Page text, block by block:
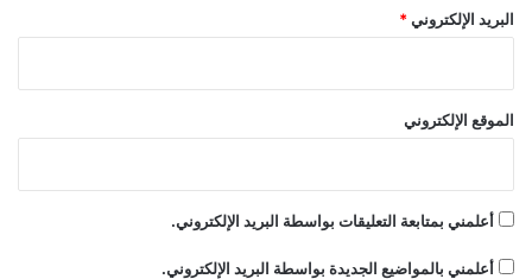
الجديدة
أغنيتها تستعد تيما لإطلاق يونس
ج
.
البريد الإلكتروني*
الموقع الإلكتروني
أعلمني بمتابعة التعليقات بواسطة البريد الإلكتروني.
أعلمني بالمواضيع الجديدة بواسطة البريد الإلكتروني.